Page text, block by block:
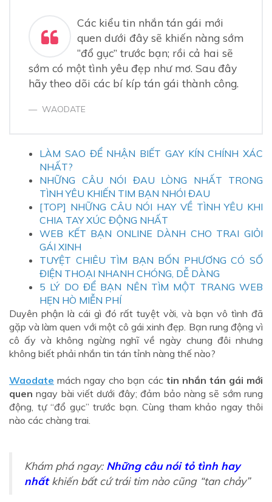
Kiểu bí kíp tán gái bằng tin nhắn mới quen thứ ba:
Cùng nhau bàn về sở thích chung của cả hai
Bạn nhắn tin quan tâm đến vấn đề cuộc sống hằng
ngày của người ấy
5.Sau cùng: Hãy nói tình cảm của bạn với người ấy
Các kiểu tin nhắn tán gái mới
quen dưới đây sẽ khiến nàng sớm
“đổ gục” trước bạn; rồi cả hai sẽ
sớm có một tình yêu đẹp như mơ. Sau đây
hãy theo dõi các bí kíp tán gái thành công.
WAODATE
LÀM SAO ĐỂ NHẬN BIẾT GAY KÍN CHÍNH XÁC
NHẤT?
NHỮNG CÂU NÓI ĐAU LÒNG NHẤT TRONG
TÌNH YÊU KHIẾN TIM BẠN NHÓI ĐAU
[TOP] NHỮNG CÂU NÓI HAY VỀ TÌNH YÊU KHI
CHIA TAY XÚC ĐỘNG NHẤT
WEB KẾT BẠN ONLINE DÀNH CHO TRAI GIỎI
GÁI XINH
TUYỆT CHIÊU TÌM BẠN BỐN PHƯƠNG CÓ SỐ
ĐIỆN THOẠI NHANH CHÓNG, DỄ DÀNG
5 LÝ DO ĐỂ BẠN NÊN TÌM MỘT TRANG WEB
HẸN HÒ MIỄN PHÍ
Duyên phận là cái gì đó rất tuyệt vời, và bạn vô tình đã
gặp và làm quen với một cô gái xinh đẹp. Bạn rung động vì
cô ấy và không ngừng nghĩ về ngày chung đôi nhưng
không biết phải nhắn tin tán tỉnh nàng thế nào?
Waodate mách ngay cho bạn các tin nhắn tán gái mới
quen ngay bài viết dưới đây; đảm bảo nàng sẽ sớm rung
động, tự “đổ gục” trước bạn. Cùng tham khảo ngay thôi
nào các chàng trai.
Khám phá ngay: Những câu nói tỏ tình hay
nhấtkhiến bất cứ trái tim nào cũng “tan chảy”